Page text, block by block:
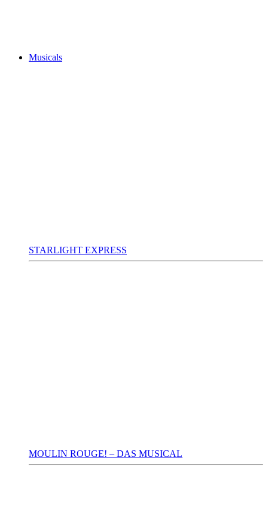
Musicals
STARLIGHT EXPRESS
MOULIN ROUGE! – DAS MUSICAL